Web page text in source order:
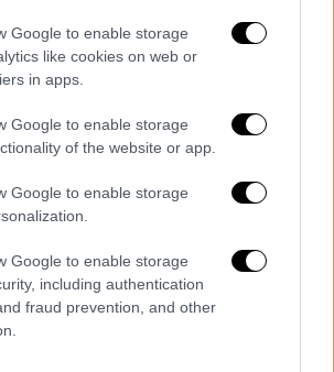
Google to enable storage
like cookies on web or
in apps.
Google to enable storage
of the website or app.
Google to enable storage
Google to enable storage
including authentication
fraud prevention, and other
ότι εκτροχιάστηκε
ότι έγινε σύγκρουση
μέσα στο βαγόνι,
Μετά το πρώτο σοκ
ανοίξω δύο παράθυρα, δεν
τα πολλά το έσπασαν και
κατεβαίνουμε», λέει στη
τη στιγμή του